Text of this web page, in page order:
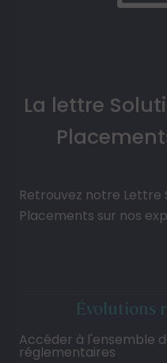
La lettre
Retrouvez notre Lettre
Placements sur nos
Évolutions
Accéder à l'ensemble
réglementaires